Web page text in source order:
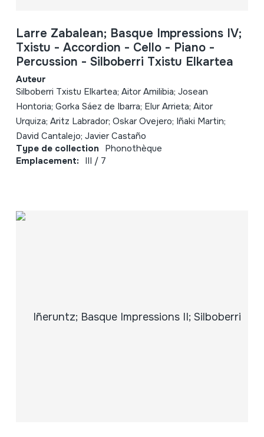
Larre Zabalean; Basque Impressions IV;
Txistu - Accordion - Cello - Piano -
Percussion - Silboberri Txistu Elkartea
Auteur
Silboberri Txistu Elkartea; Aitor Amilibia; Josean
Hontoria; Gorka Sáez de Ibarra; Elur Arrieta; Aitor
Urquiza; Aritz Labrador; Oskar Ovejero; Iñaki Martin;
David Cantalejo; Javier Castaño
Type de collection Phonothèque
Emplacement: III / 7